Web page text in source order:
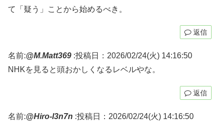
て「疑う」ことから始めるべき。
返信
名前:@M.Matt369 :投稿日：2026/02/24(火) 14:16:50
NHKを見ると頭おかしくなるレベルやな。
返信
名前:@Hiro-l3n7n :投稿日：2026/02/24(火) 14:16:50